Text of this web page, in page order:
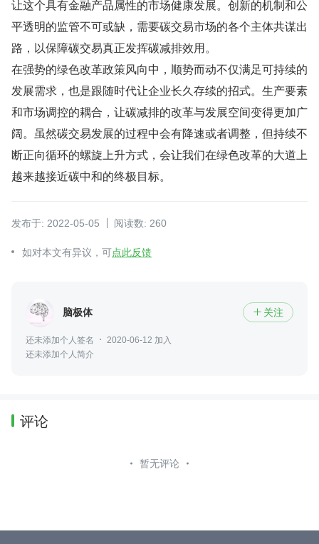
让这个具有金融产品属性的市场健康发展。创新的机制和公
平透明的监管不可或缺，需要碳交易市场的各个主体共谋出
路，以保障碳交易真正发挥碳减排效用。
在强势的绿色改革政策风向中，顺势而动不仅满足可持续的
发展需求，也是跟随时代让企业长久存续的招式。生产要素
和市场调控的耦合，让碳减排的改革与发展空间变得更加广
阔。虽然碳交易发展的过程中会有降速或者调整，但持续不
断正向循环的螺旋上升方式，会让我们在绿色改革的大道上
越来越接近碳中和的终极目标。
发布于: 2022-05-05 阅读数: 260
如对本文有异议，可点此反馈
脑极体  关注
还未添加个人签名
2020-06-12 加入
还未添加个人简介
评论
暂无评论